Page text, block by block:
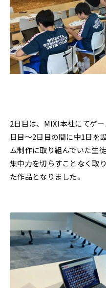
2日目は、MIXI本社にてゲ
日目〜2日目の間に中1日を
ム制作に取り組んでいた生
集中力を切らすことなく取
た作品となりました。